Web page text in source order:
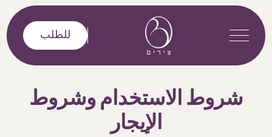
تخطى إلى المحتوى
للطلب
شروط الاستخدام وشروط
الإيجار